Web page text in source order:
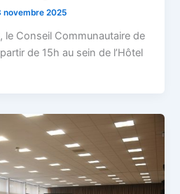
novembre 2025
le Conseil Communautaire de
de 15h au sein de l’Hôtel